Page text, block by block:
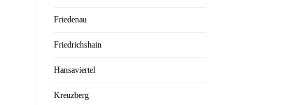
Friedenau
Friedrichshain
Hansaviertel
Kreuzberg